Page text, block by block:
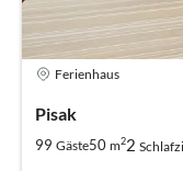
Ferienhaus
Pisak
99 Gäste50 m22